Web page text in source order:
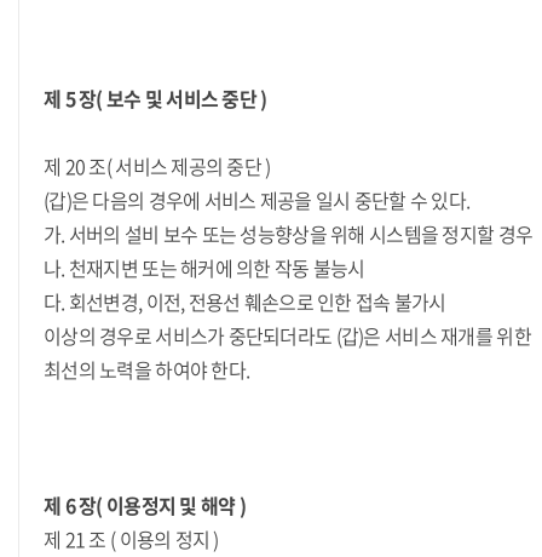
제 5 장( 보수 및 서비스 중단 )
제 20 조( 서비스 제공의 중단 )
(갑)은 다음의 경우에 서비스 제공을 일시 중단할 수 있다.
가. 서버의 설비 보수 또는 성능향상을 위해 시스템을 정지할 경우
나. 천재지변 또는 해커에 의한 작동 불능시
다. 회선변경, 이전, 전용선 훼손으로 인한 접속 불가시
이상의 경우로 서비스가 중단되더라도 (갑)은 서비스 재개를 위한
최선의 노력을 하여야 한다.
제 6 장( 이용정지 및 해약 )
제 21 조 ( 이용의 정지 )